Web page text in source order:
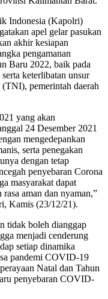
Indonesia (Kapolri)
apel gelar pasukan
akhir kesiapan
pengamanan
Baru 2022, baik pada
keterlibatan unsur
pemerintah daerah
yang akan
24 Desember 2021
mengedepankan
serta penegakan
dengan tetap
penyebaran Corona
masyarakat dapat
aman dan nyaman,”
Kamis (23/12/21).
tidak boleh dianggap
menjadi cenderung
setiap dinamika
pandemi COVID-19
Natal dan Tahun
penyebaran COVID-